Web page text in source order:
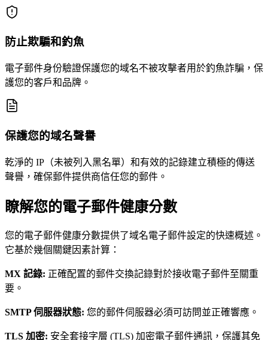
防止欺騙和釣魚
電子郵件身份驗證保護您的域名不被攻擊者用於釣魚詐騙，保
護您的客戶和品牌。
保護您的域名聲譽
乾淨的 IP（未被列入黑名單）和有效的記錄建立積極的傳送
聲譽，確保郵件提供商信任您的郵件。
瞭解您的電子郵件健康分數
您的電子郵件健康分數提供了域名電子郵件設定的快速概述。
它基於幾個關鍵因素計算：
MX 記錄: 正確配置的郵件交換記錄對於接收電子郵件至關重
要。
SMTP 伺服器狀態: 您的郵件伺服器必須可訪問並正確響應。
TLS 加密: 安全套接字層 (TLS) 加密電子郵件通訊，保護其免